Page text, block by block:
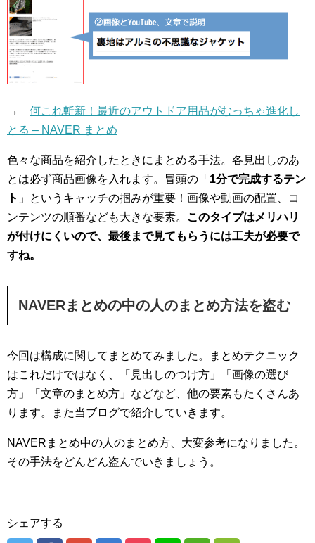
→ 何これ斬新！最近のアウトドア用品がむっちゃ進化し
とる – NAVER まとめ
色々な商品を紹介したときにまとめる手法。各見出しのあ
とは必ず商品画像を入れます。冒頭の「 1分で完成するテン
ト 」というキャッチの掴みが重要！画像や動画の配置、コ
ンテンツの順番なども大きな要素。 このタイプはメリハリ
が付けにくいので、最後まで見てもらうには工夫が必要で
すね。
NAVERまとめの中の人のまとめ方法を盗む
今回は構成に関してまとめてみました。まとめテクニック
はこれだけではなく、「見出しのつけ方」「画像の選び
方」「文章のまとめ方」などなど、他の要素もたくさんあ
ります。また当ブログで紹介していきます。
NAVERまとめ中の人のまとめ方、大変参考になりました。
その手法をどんどん盗んでいきましょう。
シェアする